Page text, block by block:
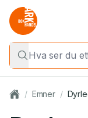
/ Emner /